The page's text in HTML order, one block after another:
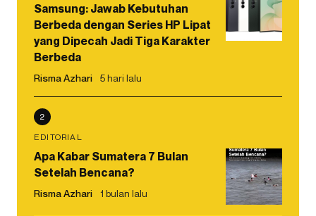
Samsung: Jawab Kebutuhan
Berbeda dengan Series HP Lipat
yang Dipecah Jadi Tiga Karakter
Berbeda
Risma Azhari 5 hari lalu
2
EDITORIAL
Apa Kabar Sumatera 7 Bulan
Setelah Bencana?
Risma Azhari 1 bulan lalu